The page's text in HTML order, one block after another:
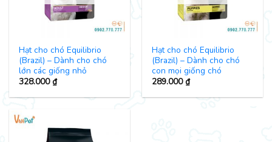
Hạt cho chó Equilibrio
(Brazil) – Dành cho chó
lớn các giống nhỏ
328.000₫
Hạt cho chó Equilibrio
(Brazil) – Dành cho chó
con mọi giống chó
289.000₫